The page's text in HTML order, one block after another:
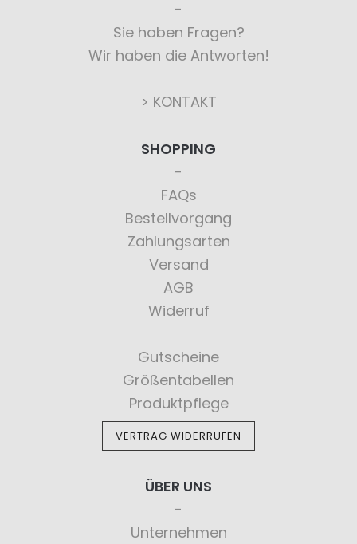
Sie haben Fragen?
Wir haben die Antworten!
> KONTAKT
SHOPPING
FAQs
Bestellvorgang
Zahlungsarten
Versand
AGB
Widerruf
Gutscheine
Größentabellen
Produktpflege
VERTRAG WIDERRUFEN
ÜBER UNS
Unternehmen